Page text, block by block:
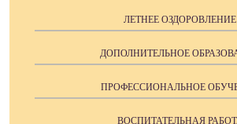
ЛЕТНЕЕ ОЗДОРОВЛЕНИЕ
ДОПОЛНИТЕЛЬНОЕ
ПРОФЕССИОНАЛЬНОЕ
ВОСПИТАТЕЛЬНАЯ